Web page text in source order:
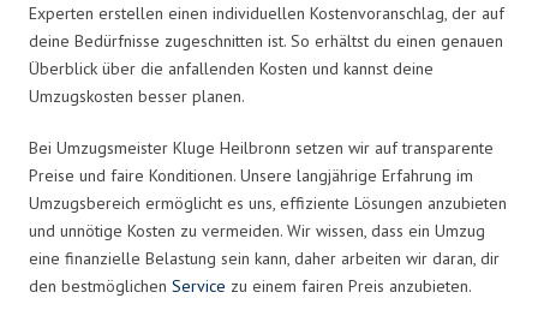
Experten erstellen einen individuellen Kostenvoranschlag, der auf
deine Bedürfnisse zugeschnitten ist. So erhältst du einen genauen
Überblick über die anfallenden Kosten und kannst deine
Umzugskosten besser planen.
Bei Umzugsmeister Kluge Heilbronn setzen wir auf transparente
Preise und faire Konditionen. Unsere langjährige Erfahrung im
Umzugsbereich ermöglicht es uns, effiziente Lösungen anzubieten
und unnötige Kosten zu vermeiden. Wir wissen, dass ein Umzug
eine finanzielle Belastung sein kann, daher arbeiten wir daran, dir
den bestmöglichen Service zu einem fairen Preis anzubieten.